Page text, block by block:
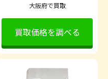
大阪府で買取
買取価格を調べる